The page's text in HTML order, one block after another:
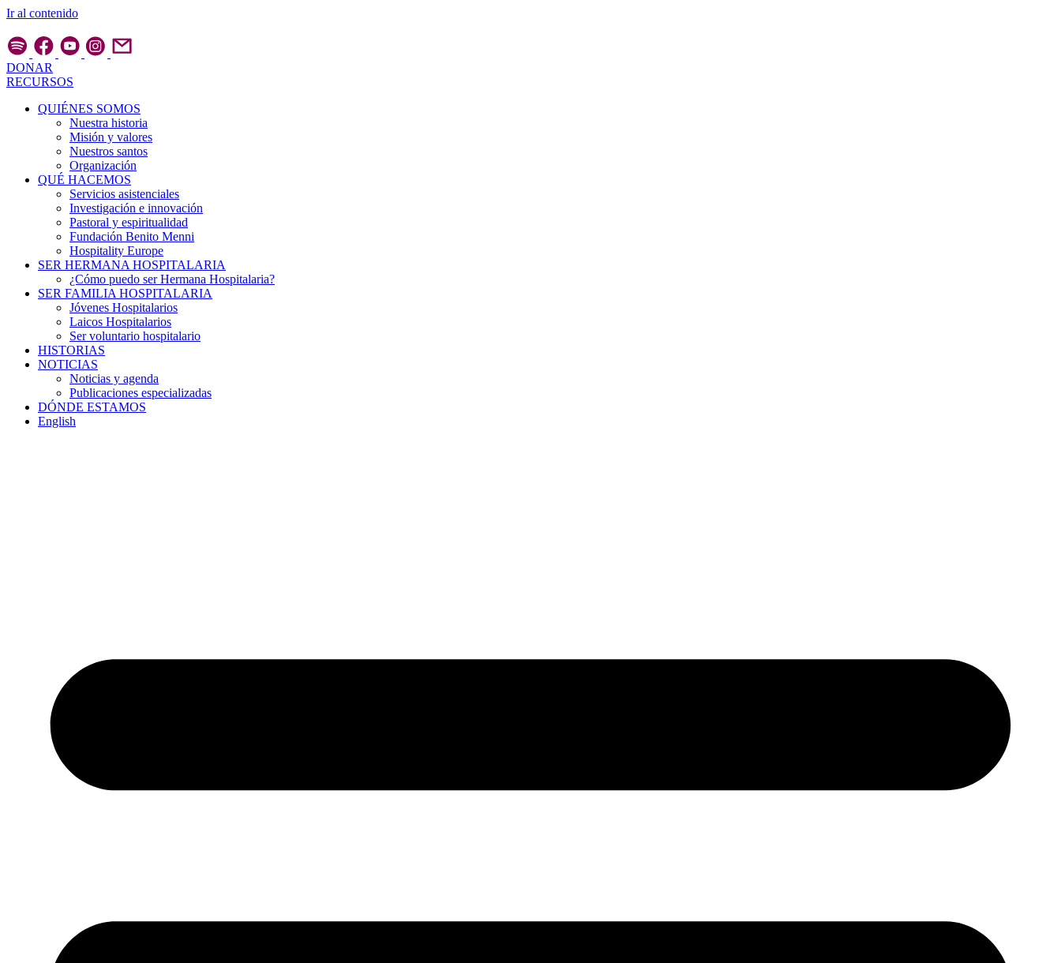
Ir al contenido
DONAR
RECURSOS
QUIÉNES SOMOS
Nuestra historia
Misión y valores
Nuestros santos
Organización
QUÉ HACEMOS
Servicios asistenciales
Investigación e innovación
Pastoral y espiritualidad
Fundación Benito Menni
Hospitality Europe
SER HERMANA HOSPITALARIA
¿Cómo puedo ser Hermana Hospitalaria?
SER FAMILIA HOSPITALARIA
Jóvenes Hospitalarios
Laicos Hospitalarios
Ser voluntario hospitalario
HISTORIAS
NOTICIAS
Noticias y agenda
Publicaciones especializadas
DÓNDE ESTAMOS
English